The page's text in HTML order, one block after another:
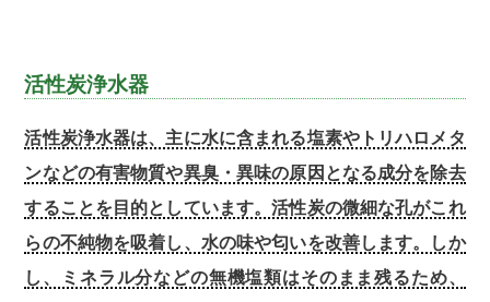
活性炭浄水器
活性炭浄水器は、主に水に含まれる塩素やトリハロメタ
ンなどの有害物質や異臭・異味の原因となる成分を除去
することを目的としています。活性炭の微細な孔がこれ
らの不純物を吸着し、水の味や匂いを改善します。しか
し、ミネラル分などの無機塩類はそのまま残るため、